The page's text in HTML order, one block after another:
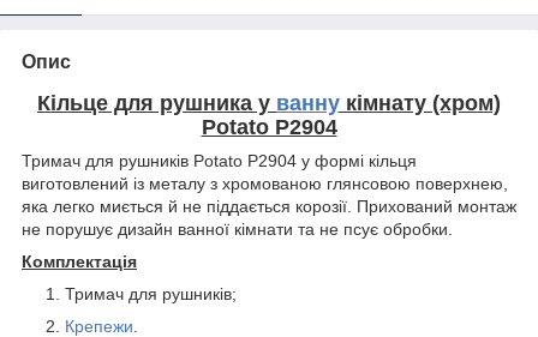
Опис
Кільце для рушника у ванну кімнату (хром)
Potato P2904
Тримач для рушників Potato P2904 у формі кільця
виготовлений із металу з хромованою глянсовою поверхнею,
яка легко миється й не піддається корозії. Прихований монтаж
не порушує дизайн ванної кімнати та не псує обробки.
Комплектація
Тримач для рушників;
Крепежи